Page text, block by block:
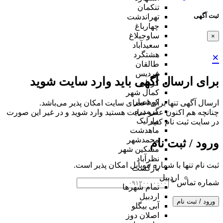
ثبت آگهی
×
×
برای ارسال آگهی باید وارد سایت شوید
ارسال آگهی تنها برای اعضای سایت امکان پذیر می‌باشد.
چنانچه هم‌ اکنون عضو سایت هستید وارد شوید و در غیر این صورت
در سایت ثبت نام کنید
ورود / ثبت نام
ثبت نام تنها با شماره موبایل امکان پذیر است.
شماره تماس*
ورود / ثبت نام
تنکمان
تهراندشت
چهارباغ
ساوجبلاغ
سعیدآباد
هشتگرد
طالقان
فردیس
کردان
کمال شهر
کوهسار
گرمدره
مارلیک
ماهدشت
محمدشهر
مشکین شهر
نظرآباد
بازگشت
اردبیل
تمام شهر‌ها
اردبیل
آبی بیگلو
اصلان دوز